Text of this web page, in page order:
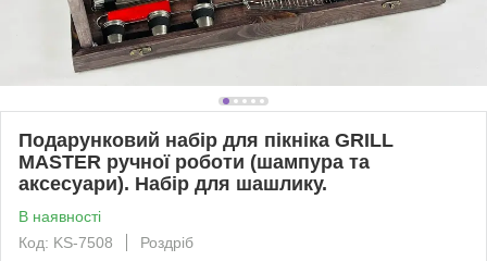
Подарунковий набір для пікніка GRILL
MASTER ручної роботи (шампура та
аксесуари). Набір для шашлику.
В наявності
Код: KS-7508
Роздріб